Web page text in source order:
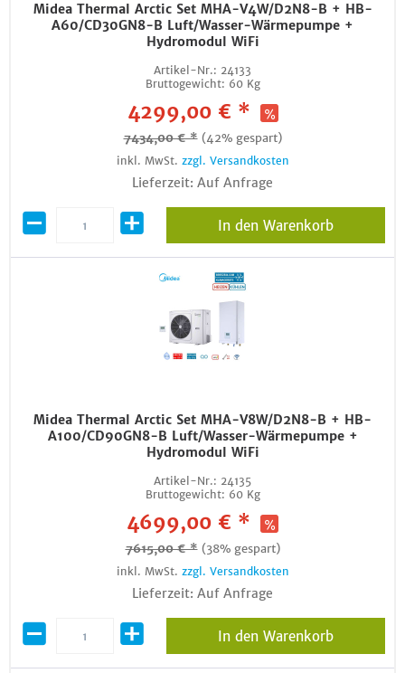
Midea Thermal Arctic Set MHA-V4W/D2N8-B + HB-
A60/CD30GN8-B Luft/Wasser-Wärmepumpe +
Hydromodul WiFi
Artikel-Nr.: 24133
Bruttogewicht: 60 Kg
4299,00 € *
7434,00 € * (42% gespart)
inkl. MwSt. zzgl. Versandkosten
Lieferzeit: Auf Anfrage
In den Warenkorb
Midea Thermal Arctic Set MHA-V8W/D2N8-B + HB-
A100/CD90GN8-B Luft/Wasser-Wärmepumpe +
Hydromodul WiFi
Artikel-Nr.: 24135
Bruttogewicht: 60 Kg
4699,00 € *
7615,00 € * (38% gespart)
inkl. MwSt. zzgl. Versandkosten
Lieferzeit: Auf Anfrage
In den Warenkorb